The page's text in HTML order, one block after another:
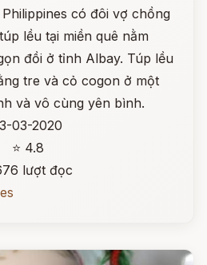
có đôi vợ chồng
lều tại miền quê nằm
đồi ở tỉnh Albay. Túp lều
tre và cỏ cogon ở một
và vô cùng yên bình.
03-2020
⭐ 4.8
lượt đọc